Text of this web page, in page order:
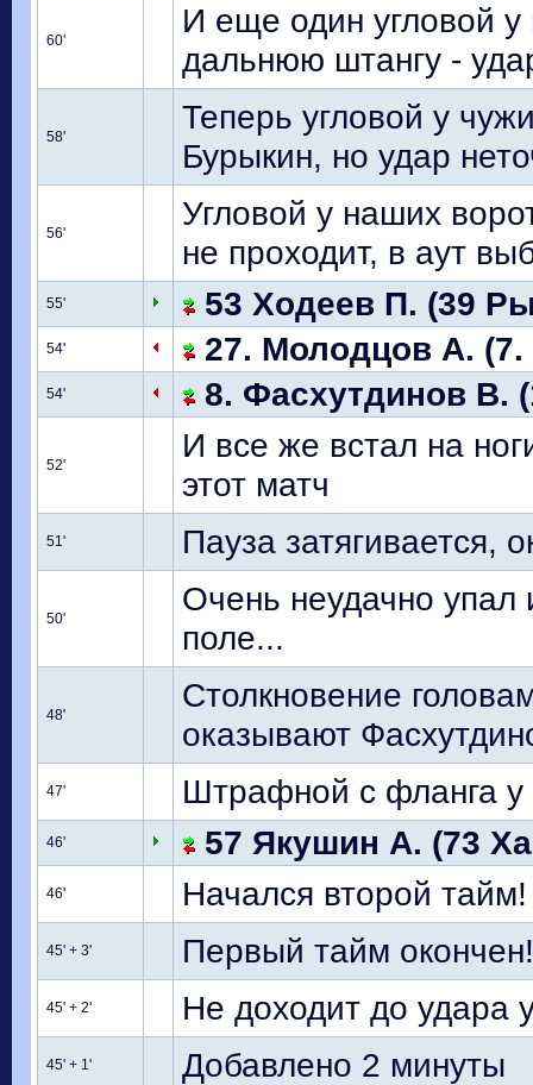
60'
И еще один угловой у
дальнюю штангу -
58'
Теперь угловой у
Бурыкин, но удар
56'
Угловой у наших
не проходит, в аут
55' 53 Ходеев П. (39
54' 27. Молодцов А. (7.
54' 8. Фасхутдинов В.
52'
И все же встал на
этот матч
51' Пауза затягивается,
50'
Очень неудачно упал
поле...
48'
Столкновение
оказывают
47' Штрафной с фланга у
46' 57 Якушин А. (73
46' Начался второй тайм!
45' + 3' Первый тайм окончен!
45' + 2' Не доходит до удара
45' + 1' Добавлено 2 минуты